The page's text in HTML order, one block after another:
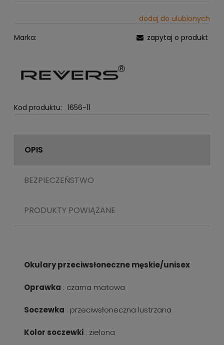
dodaj do ulubionych
Marka:
Kod produktu: 1656-11
zapytaj o produkt
OPIS
BEZPIECZEŃSTWO
PRODUKTY POWIĄZANE
Okulary przeciwsłoneczne męskie/unisex
Oprawka : czarna matowa
Soczewka : przeciwsłoneczna lustrzana
Kolor soczewki : zielona